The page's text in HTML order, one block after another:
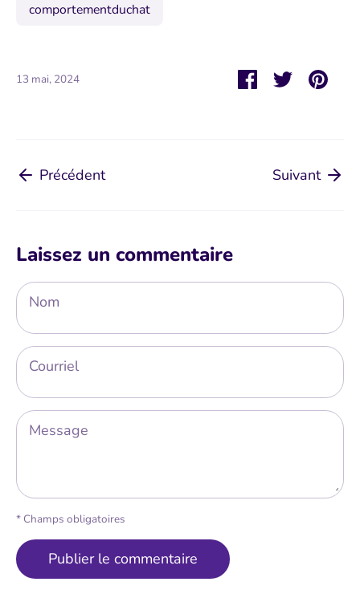
comportementduchat
13 mai, 2024 PartagerTweeter
Précédent Suivant
Laissez un commentaire
Nom
Courriel
Message
* Champs obligatoires